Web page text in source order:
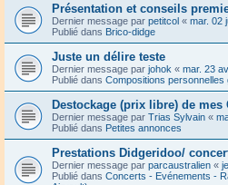
Présentation et conseils
Dernier message par petitcol « mar. 02
Publié dans Brico-didge
Juste un délire teste
Dernier message par johok « mar. 23
Publié dans Compositions personnelles
Destockage (prix libre) de mes
Dernier message par Trias Sylvain «
Publié dans Petites annonces
Prestations Didgeridoo/
Dernier message par parcaustralien «
Publié dans Concerts - Evénements -